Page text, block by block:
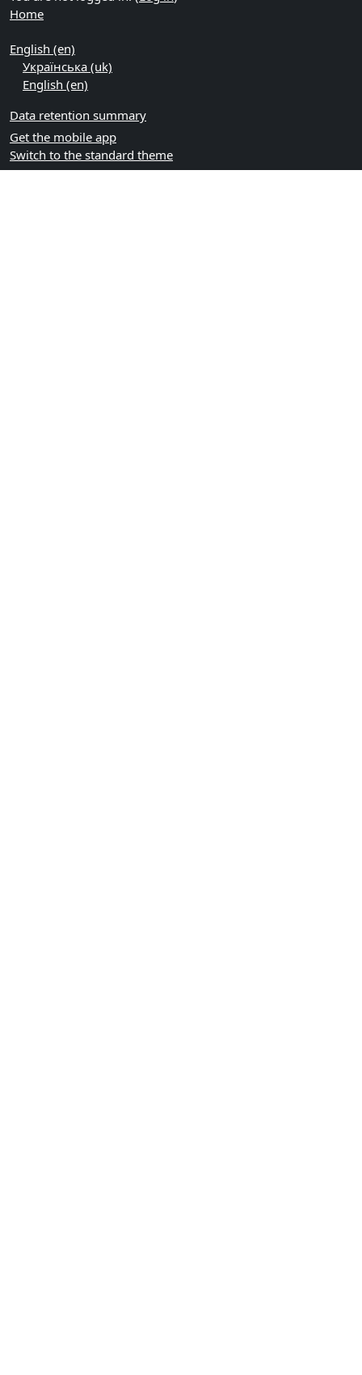
Home
English ‎(en)‎
Українська ‎(uk)‎
English ‎(en)‎
Data retention summary
Get the mobile app
Switch to the standard theme